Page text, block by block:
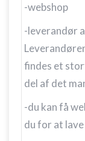
-webshop
-leverandør
findes et
del af det
-du kan få
du for at